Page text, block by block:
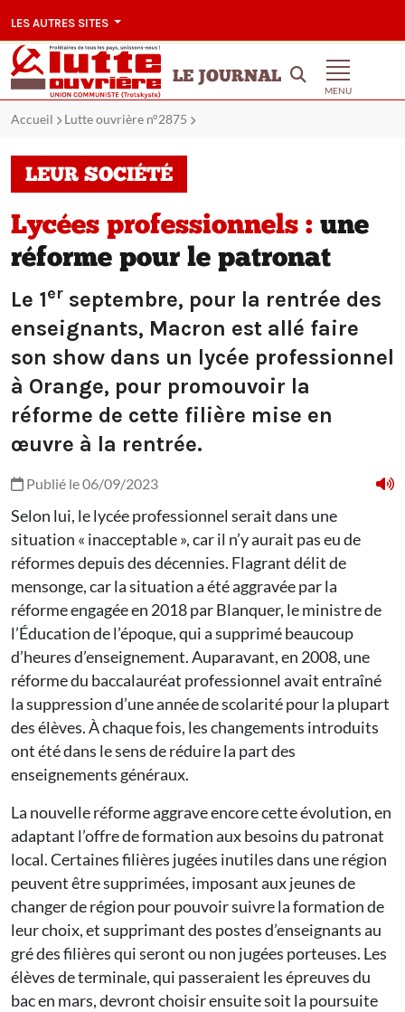
LES AUTRES SITES
LE JOURNAL
MENU
Accueil Lutte ouvrière n°2875
LEUR SOCIÉTÉ
Lycées professionnels : une
réforme pour le patronat
Le 1er septembre, pour la rentrée des
enseignants, Macron est allé faire
son show dans un lycée professionnel
à Orange, pour promouvoir la
réforme de cette filière mise en
œuvre à la rentrée.
Publié le 06/09/2023
Selon lui, le lycée professionnel serait dans une
situation « inacceptable », car il n’y aurait pas eu de
réformes depuis des décennies. Flagrant délit de
mensonge, car la situation a été aggravée par la
réforme engagée en 2018 par Blanquer, le ministre de
l’Éducation de l’époque, qui a supprimé beaucoup
d’heures d’enseignement. Auparavant, en 2008, une
réforme du baccalauréat professionnel avait entraîné
la suppression d’une année de scolarité pour la plupart
des élèves. À chaque fois, les changements introduits
ont été dans le sens de réduire la part des
enseignements généraux.
La nouvelle réforme aggrave encore cette évolution, en
adaptant l’offre de formation aux besoins du patronat
local. Certaines filières jugées inutiles dans une région
peuvent être supprimées, imposant aux jeunes de
changer de région pour pouvoir suivre la formation de
leur choix, et supprimant des postes d’enseignants au
gré des filières qui seront ou non jugées porteuses. Les
élèves de terminale, qui passeraient les épreuves du
bac en mars, devront choisir ensuite soit la poursuite